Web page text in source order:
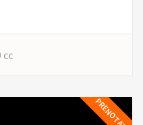
cc
PRENOTATA